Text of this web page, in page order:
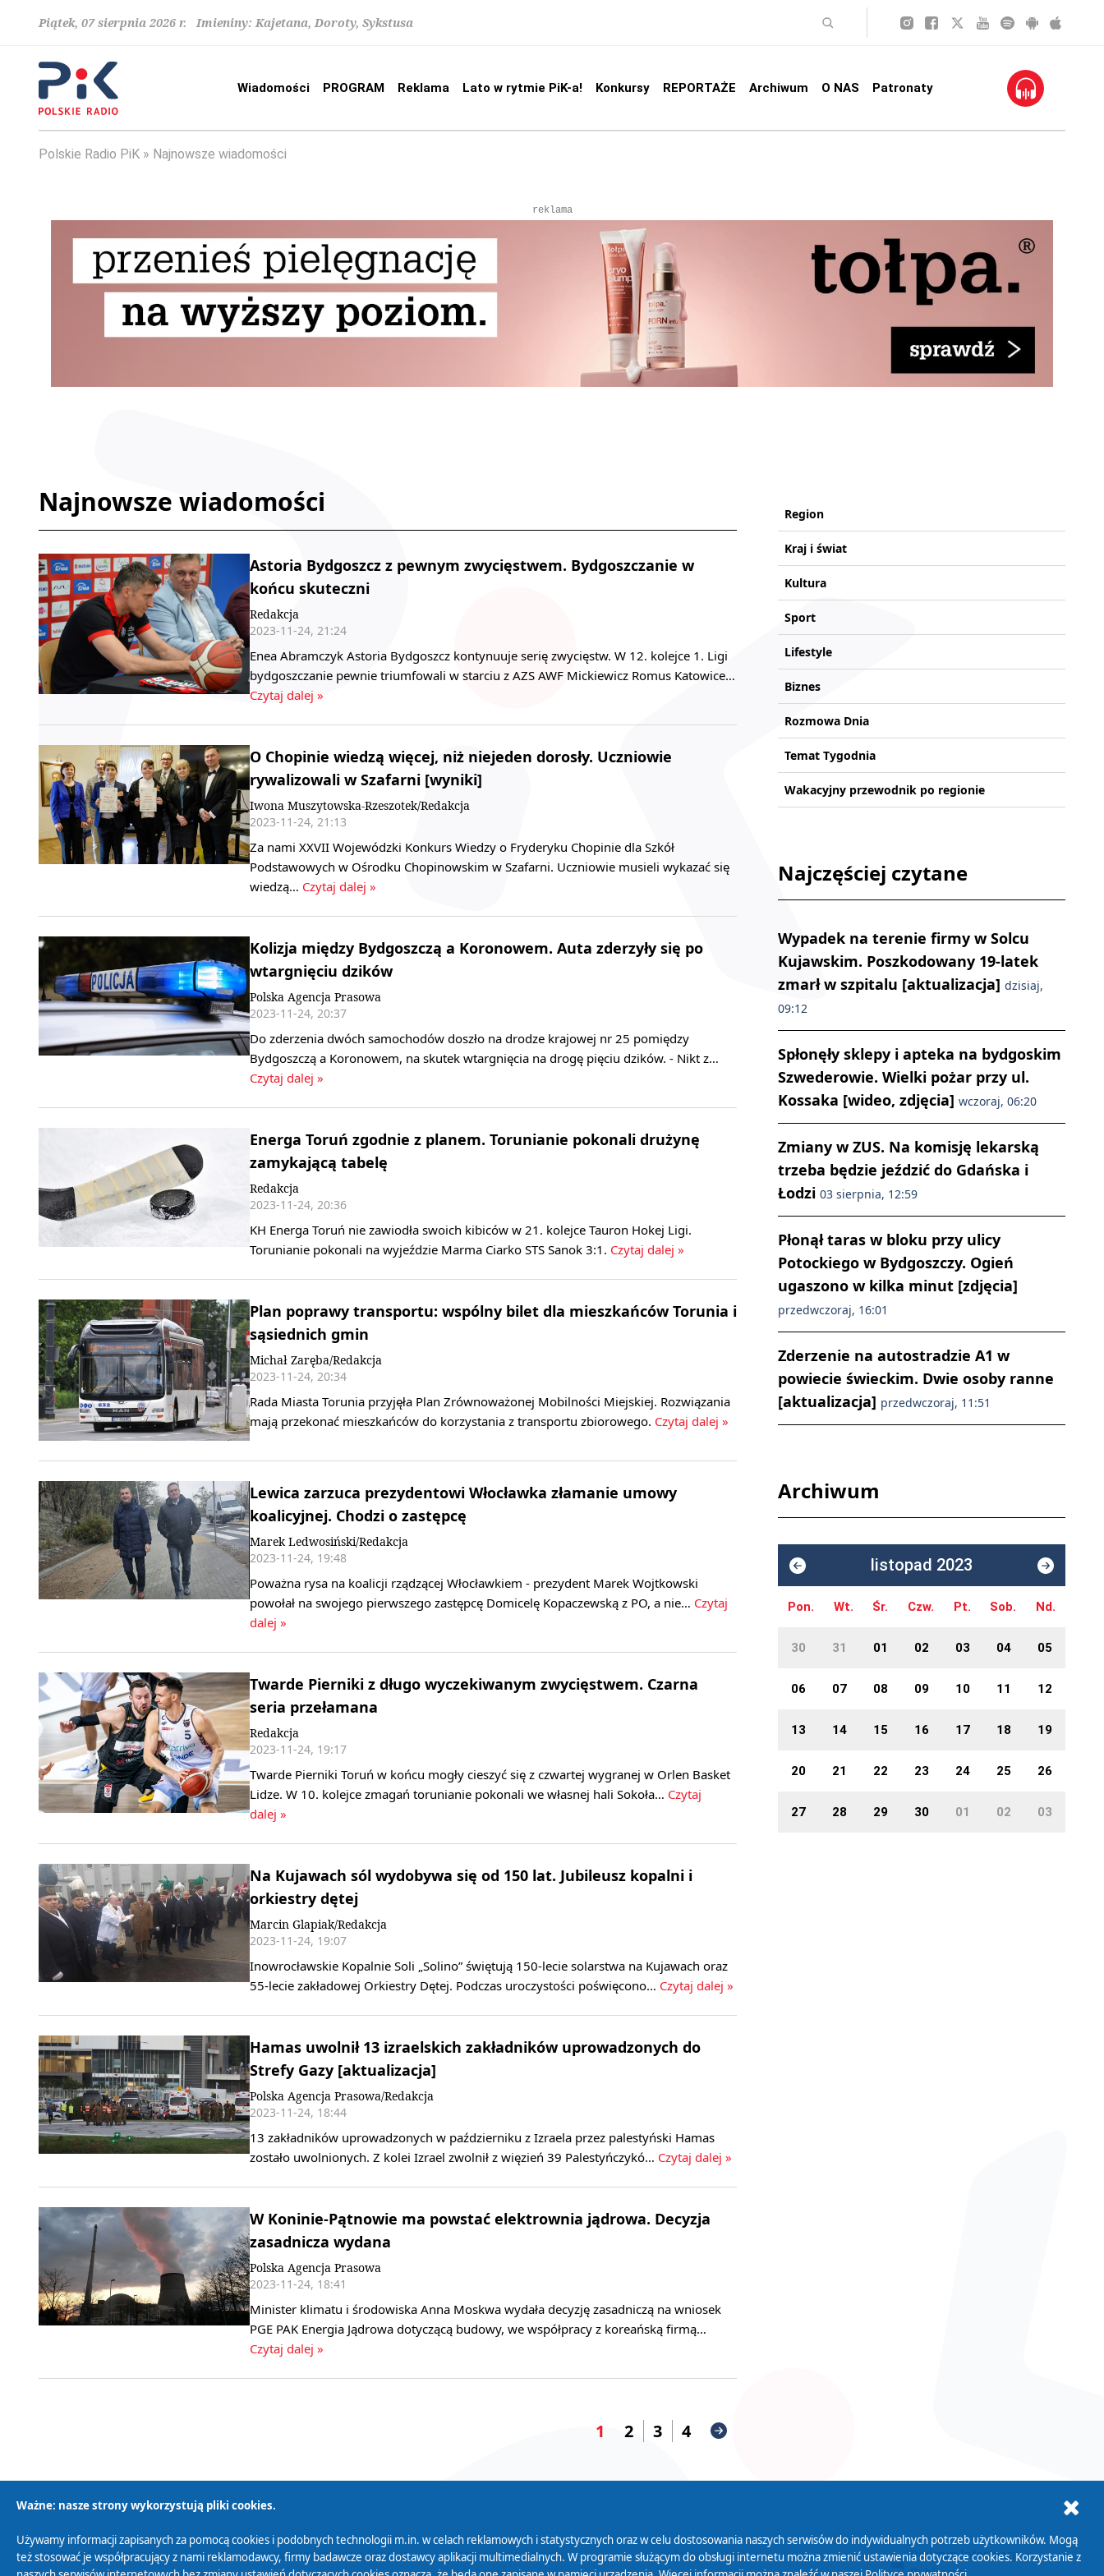
Piątek, 07 sierpnia 2026 r. Imieniny: Kajetana, Doroty, Sykstusa
Wiadomości PROGRAM Reklama Lato w rytmie PiK-a! Konkursy REPORTAŻE Archiwum O NAS Patronaty
Polskie Radio PiK Najnowsze wiadomości
reklama
Najnowsze wiadomości
Astoria Bydgoszcz z pewnym zwycięstwem. Bydgoszczanie w
końcu skuteczni
Redakcja
2023-11-24, 21:24
Enea Abramczyk Astoria Bydgoszcz kontynuuje serię zwycięstw. W 12. kolejce 1. Ligi
bydgoszczanie pewnie triumfowali w starciu z AZS AWF Mickiewicz Romus Katowice…
Czytaj dalej »
O Chopinie wiedzą więcej, niż niejeden dorosły. Uczniowie
rywalizowali w Szafarni [wyniki]
Iwona Muszytowska-Rzeszotek/Redakcja
2023-11-24, 21:13
Za nami XXVII Wojewódzki Konkurs Wiedzy o Fryderyku Chopinie dla Szkół
Podstawowych w Ośrodku Chopinowskim w Szafarni. Uczniowie musieli wykazać się
wiedzą… Czytaj dalej »
Kolizja między Bydgoszczą a Koronowem. Auta zderzyły się po
wtargnięciu dzików
Polska Agencja Prasowa
2023-11-24, 20:37
Do zderzenia dwóch samochodów doszło na drodze krajowej nr 25 pomiędzy
Bydgoszczą a Koronowem, na skutek wtargnięcia na drogę pięciu dzików. - Nikt z…
Czytaj dalej »
Energa Toruń zgodnie z planem. Torunianie pokonali drużynę
zamykającą tabelę
Redakcja
2023-11-24, 20:36
KH Energa Toruń nie zawiodła swoich kibiców w 21. kolejce Tauron Hokej Ligi.
Torunianie pokonali na wyjeździe Marma Ciarko STS Sanok 3:1. Czytaj dalej »
Plan poprawy transportu: wspólny bilet dla mieszkańców Torunia i
sąsiednich gmin
Michał Zaręba/Redakcja
2023-11-24, 20:34
Rada Miasta Torunia przyjęła Plan Zrównoważonej Mobilności Miejskiej. Rozwiązania
mają przekonać mieszkańców do korzystania z transportu zbiorowego. Czytaj dalej »
Lewica zarzuca prezydentowi Włocławka złamanie umowy
koalicyjnej. Chodzi o zastępcę
Marek Ledwosiński/Redakcja
2023-11-24, 19:48
Poważna rysa na koalicji rządzącej Włocławkiem - prezydent Marek Wojtkowski
powołał na swojego pierwszego zastępcę Domicelę Kopaczewską z PO, a nie… Czytaj
dalej »
Twarde Pierniki z długo wyczekiwanym zwycięstwem. Czarna
seria przełamana
Redakcja
2023-11-24, 19:17
Twarde Pierniki Toruń w końcu mogły cieszyć się z czwartej wygranej w Orlen Basket
Lidze. W 10. kolejce zmagań torunianie pokonali we własnej hali Sokoła… Czytaj
dalej »
Na Kujawach sól wydobywa się od 150 lat. Jubileusz kopalni i
orkiestry dętej
Marcin Glapiak/Redakcja
2023-11-24, 19:07
Inowrocławskie Kopalnie Soli „Solino” świętują 150-lecie solarstwa na Kujawach oraz
55-lecie zakładowej Orkiestry Dętej. Podczas uroczystości poświęcono… Czytaj dalej »
Hamas uwolnił 13 izraelskich zakładników uprowadzonych do
Strefy Gazy [aktualizacja]
Polska Agencja Prasowa/Redakcja
2023-11-24, 18:44
13 zakładników uprowadzonych w październiku z Izraela przez palestyński Hamas
zostało uwolnionych. Z kolei Izrael zwolnił z więzień 39 Palestyńczykó… Czytaj dalej »
W Koninie-Pątnowie ma powstać elektrownia jądrowa. Decyzja
zasadnicza wydana
Polska Agencja Prasowa
2023-11-24, 18:41
Minister klimatu i środowiska Anna Moskwa wydała decyzję zasadniczą na wniosek
PGE PAK Energia Jądrowa dotyczącą budowy, we współpracy z koreańską firmą…
Czytaj dalej »
1 2 3 4
Region
Kraj i świat
Kultura
Sport
Lifestyle
Biznes
Rozmowa Dnia
Temat Tygodnia
Wakacyjny przewodnik po regionie
Najczęściej czytane
Wypadek na terenie firmy w Solcu
Kujawskim. Poszkodowany 19-latek
zmarł w szpitalu [aktualizacja] dzisiaj,
09:12
Spłonęły sklepy i apteka na bydgoskim
Szwederowie. Wielki pożar przy ul.
Kossaka [wideo, zdjęcia] wczoraj, 06:20
Zmiany w ZUS. Na komisję lekarską
trzeba będzie jeździć do Gdańska i
Łodzi 03 sierpnia, 12:59
Płonął taras w bloku przy ulicy
Potockiego w Bydgoszczy. Ogień
ugaszono w kilka minut [zdjęcia]
przedwczoraj, 16:01
Zderzenie na autostradzie A1 w
powiecie świeckim. Dwie osoby ranne
[aktualizacja] przedwczoraj, 11:51
Archiwum
listopad 2023
Pon. Wt. Śr. Czw. Pt. Sob. Nd.
30 31 01 02 03 04 05
06 07 08 09 10 11 12
13 14 15 16 17 18 19
20 21 22 23 24 25 26
27 28 29 30 01 02 03
Polityka Prywatności Zasady korzystania z Serwisu
Organizacje Pożytku
Publicznego
Cyfryzacja DAB+
Biuletyn Informacji
Publicznej
Ważne: nasze strony wykorzystują pliki cookies.
Używamy informacji zapisanych za pomocą cookies i podobnych technologii m.in. w celach reklamowych i statystycznych oraz w celu dostosowania naszych serwisów do indywidualnych potrzeb użytkowników. Mogą
też stosować je współpracujący z nami reklamodawcy, firmy badawcze oraz dostawcy aplikacji multimedialnych. W programie służącym do obsługi internetu można zmienić ustawienia dotyczące cookies. Korzystanie z